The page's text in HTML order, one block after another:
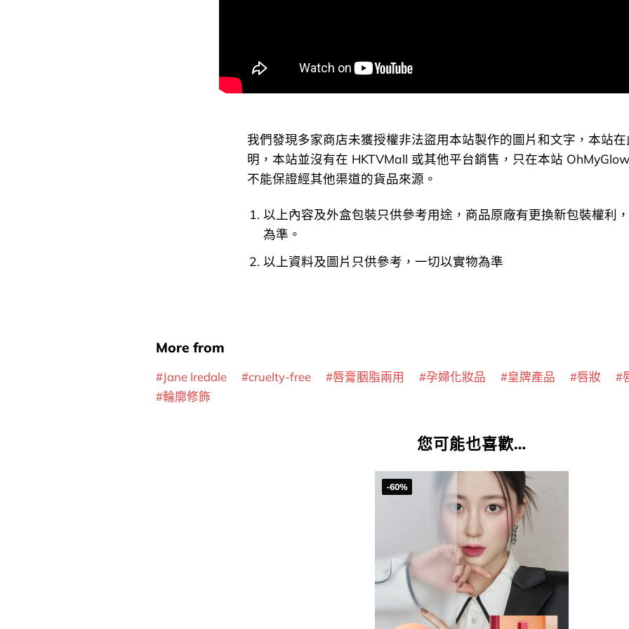
以上資料及圖片只供參考，一切以實物為準
我們發現多家商店未獲授權非法盜用本站製作的圖片和文字，本站
明，本站並沒有在 HKTVMall 或其他平台銷售，只在本站
不能保證經其他渠道的貨品來源。
以上內容及外盒包裝只供參考用途，商品原廠有更換新包裝權利
為準。
以上資料及圖片只供參考，一切以實物為準
More from
Jane Iredale cruelty-free 唇膏胭脂兩用 孕婦化妝品 皇牌產品 唇妝
輪廓修飾
您可能也喜歡…
-60%